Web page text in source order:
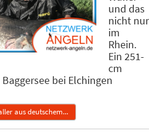
und das
nicht nur
im
Rhein.
Ein 251-
cm
bei Elchingen
aus deutschem...